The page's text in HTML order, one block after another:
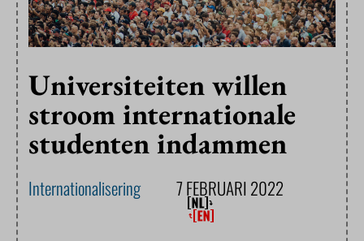
Universiteiten willen
stroom internationale
studenten indammen
Internationalisering 7 FEBRUARI 2022